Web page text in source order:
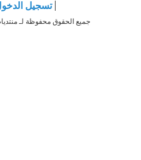
تسجيل
جميع الحقوق محفوظة لـ منتديات